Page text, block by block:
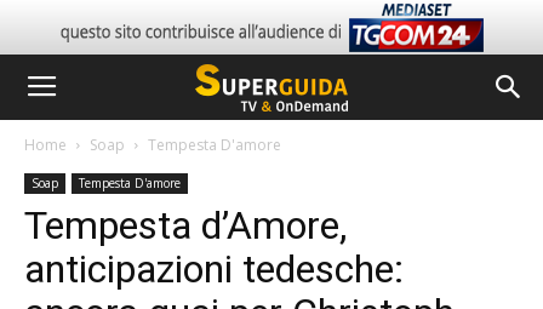
Home Soap Tempesta D'amore
Soap Tempesta D'amore
Tempesta d’Amore,
anticipazioni tedesche: